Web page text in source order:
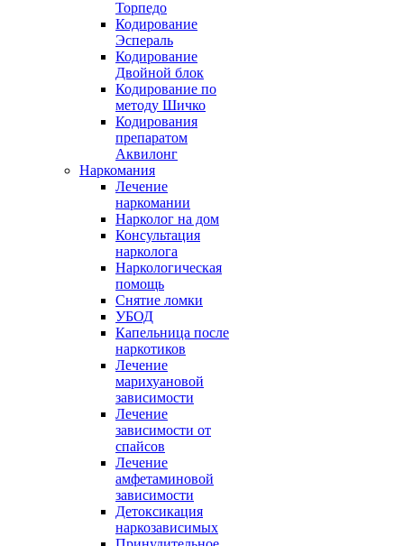
Торпедо
Кодирование
Эспераль
Кодирование
Двойной блок
Кодирование по
методу Шичко
Кодирования
препаратом
Аквилонг
Наркомания
Лечение
наркомании
Нарколог на дом
Консультация
нарколога
Наркологическая
помощь
Снятие ломки
УБОД
Капельница после
наркотиков
Лечение
марихуановой
зависимости
Лечение
зависимости от
спайсов
Лечение
амфетаминовой
зависимости
Детоксикация
наркозависимых